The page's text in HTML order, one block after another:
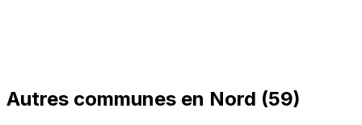
Autres communes en Nord (59)